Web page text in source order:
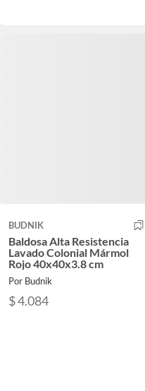
BUDNIK
Baldosa Alta Resistencia
Lavado Colonial Mármol
Rojo 40x40x3.8 cm
Por Budnik
$ 4.084